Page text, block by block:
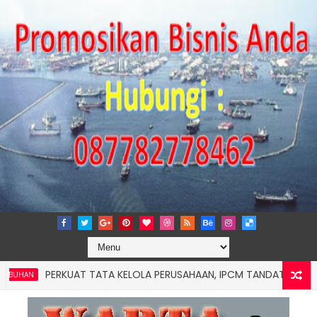
PERKUAT TATA KELOLA PERUSAHAAN, IPCM TANDATANGANI